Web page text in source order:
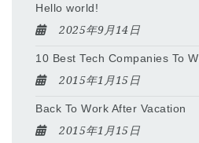
Hello world!
2025年9月14日
10 Best Tech Companies To
2015年1月15日
Back To Work After Vacation
2015年1月15日